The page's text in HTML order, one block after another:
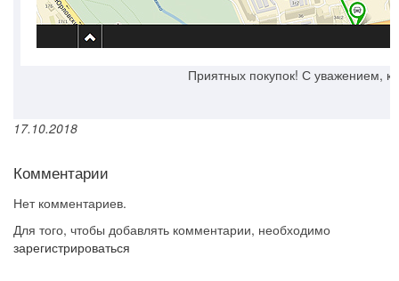
Приятных покупок! С уважением,
17.10.2018
Комментарии
Нет комментариев.
Для того, чтобы добавлять комментарии, необходимо
зарегистрироваться